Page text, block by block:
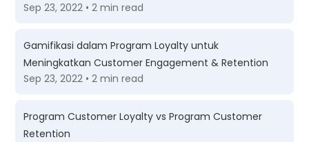
Sep 23, 2022 • 2 min read
Gamifikasi dalam Program Loyalty untuk
Meningkatkan Customer Engagement & Retention
Sep 23, 2022 • 2 min read
Program Customer Loyalty vs Program Customer
Retention